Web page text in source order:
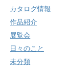
カタログ情報
作品紹介
展覧会
日々のこと
未分類